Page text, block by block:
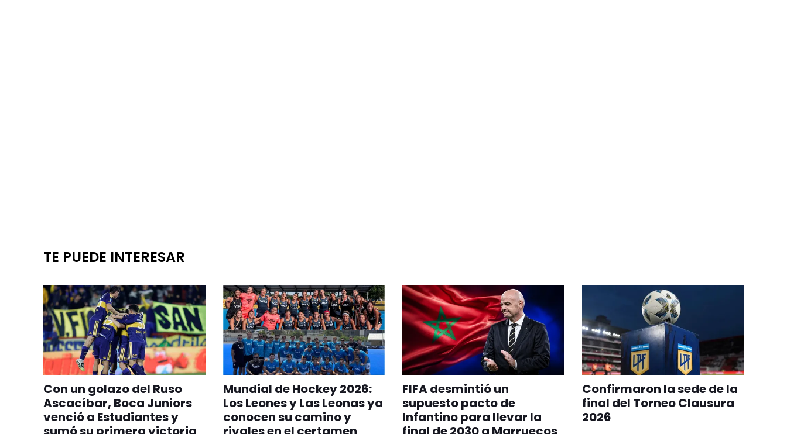
TE PUEDE INTERESAR
Con un golazo del Ruso
Ascacíbar, Boca Juniors
venció a Estudiantes y
Mundial de Hockey 2026:
Los Leones y Las Leonas ya
conocen su camino y
FIFA desmintió un
supuesto pacto de
Infantino para llevar la
Confirmaron la sede de la
final del Torneo Clausura
2026